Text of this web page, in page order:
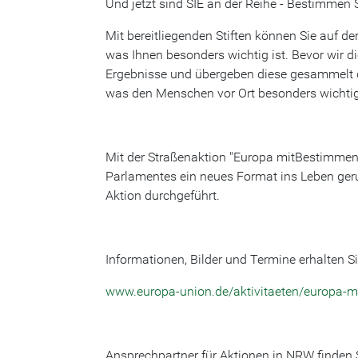
Und jetzt sind SIE an der Reihe - Bestimmen
Mit bereitliegenden Stiften können Sie auf
was Ihnen besonders wichtig ist. Bevor wir
Ergebnisse und übergeben diese
was den Menschen vor Ort besonders
Mit der Straßenaktion "Europa
Parlamentes ein neues Format ins Leben
Aktion durchgeführt.
Informationen, Bilder und Termine erhalten
www.europa-union.de/aktivitaeten/europa-